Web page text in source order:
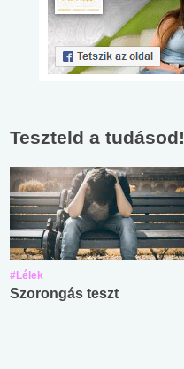
Teszteld a tudásod!
#Lélek
Szorongás teszt